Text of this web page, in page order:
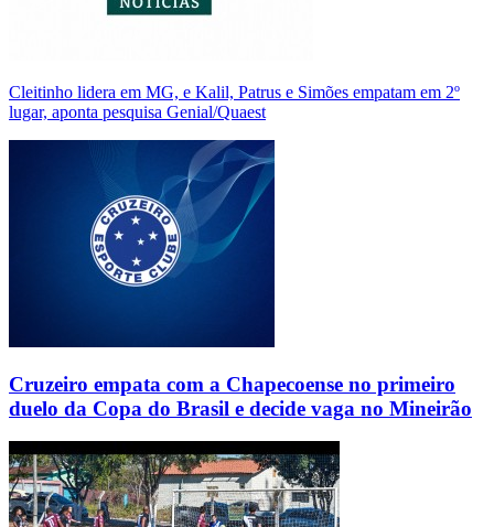
Cleitinho lidera em MG, e Kalil, Patrus e Simões empatam em 2º
lugar, aponta pesquisa Genial/Quaest
Cruzeiro empata com a Chapecoense no primeiro
duelo da Copa do Brasil e decide vaga no Mineirão